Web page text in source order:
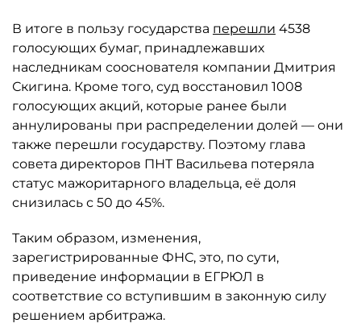
В итоге в пользу государства перешли 4538
голосующих бумаг, принадлежавших
наследникам сооснователя компании Дмитрия
Скигина. Кроме того, суд восстановил 1008
голосующих акций, которые ранее были
аннулированы при распределении долей — они
также перешли государству. Поэтому глава
совета директоров ПНТ Васильева потеряла
статус мажоритарного владельца, её доля
снизилась с 50 до 45%.
Таким образом, изменения,
зарегистрированные ФНС, это, по сути,
приведение информации в ЕГРЮЛ в
соответствие со вступившим в законную силу
решением арбитража.